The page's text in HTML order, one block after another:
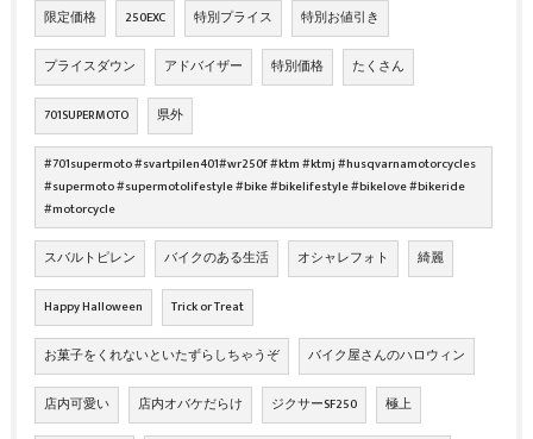
限定価格 250EXC 特別プライス 特別お値引き
プライスダウン アドバイザー 特別価格 たくさん
701SUPERMOTO 県外
#701supermoto #svartpilen401#wr250f #ktm #ktmj #husqvarnamotorcycles
#supermoto #supermotolifestyle #bike #bikelifestyle #bikelove #bikeride
#motorcycle
スバルトピレン バイクのある生活 オシャレフォト 綺麗
Happy Halloween Trick or Treat
お菓子をくれないといたずらしちゃうぞ バイク屋さんのハロウィン
店内可愛い 店内オバケだらけ ジクサーSF250 極上